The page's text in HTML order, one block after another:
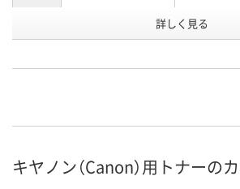
P440738
カゴへ
詳しく見る
キヤノン（Canon）用トナーの